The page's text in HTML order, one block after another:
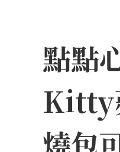
點點
Kitty
燒包